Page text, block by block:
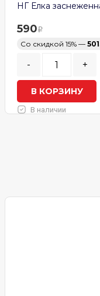
НГ Елка
590
Со скидкой 15% —
- +
В КОРЗИНУ
В наличии